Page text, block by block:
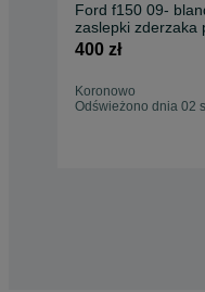
Ford f150 09-
zaslepki zderzaka
400 zł
Koronowo
Odświeżono dnia 02